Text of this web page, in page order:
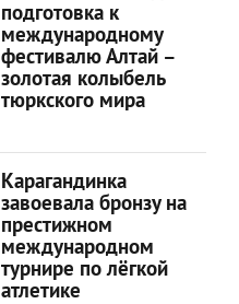
подготовка к
международному
фестивалю Алтай –
золотая колыбель
тюркского мира
Карагандинка
завоевала бронзу на
престижном
международном
турнире по лёгкой
атлетике